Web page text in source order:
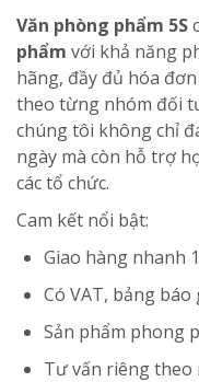
Văn phòng phẩm 5S
phẩm với khả năng
hãng, đầy đủ hóa
theo từng nhóm đối
chúng tôi không chỉ
ngày mà còn hỗ trợ
các tổ chức.
Cam kết nổi bật:
Giao hàng nhanh
Có VAT, bảng
Sản phẩm phong
Tư vấn riêng theo